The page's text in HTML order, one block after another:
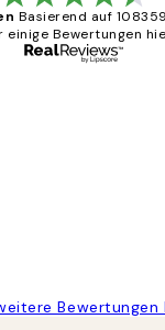
Basierend auf
einige Bewertungen
Bewertungen